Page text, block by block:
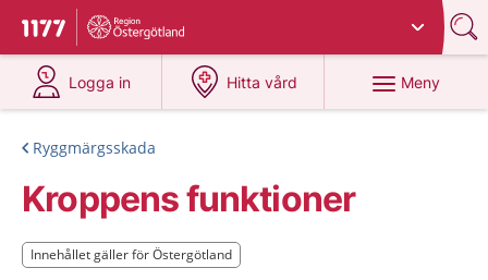
Till startsidan för 1177
Du har valt region
Logga in
på 1177.se
Hitta vård
på 1177.se
Meny
Ryggmärgsskada
Kroppens funktioner
Innehållet gäller för Östergötland
Innehållet gäller för Östergötland